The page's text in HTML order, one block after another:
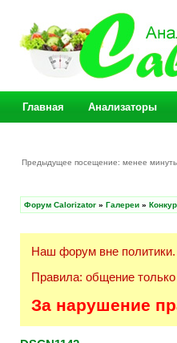
Главная Анализаторы
Предыдущее посещение: менее
Форум Calorizator » Галереи »
Наш форум вне политики.
Правила: общение
За нарушение